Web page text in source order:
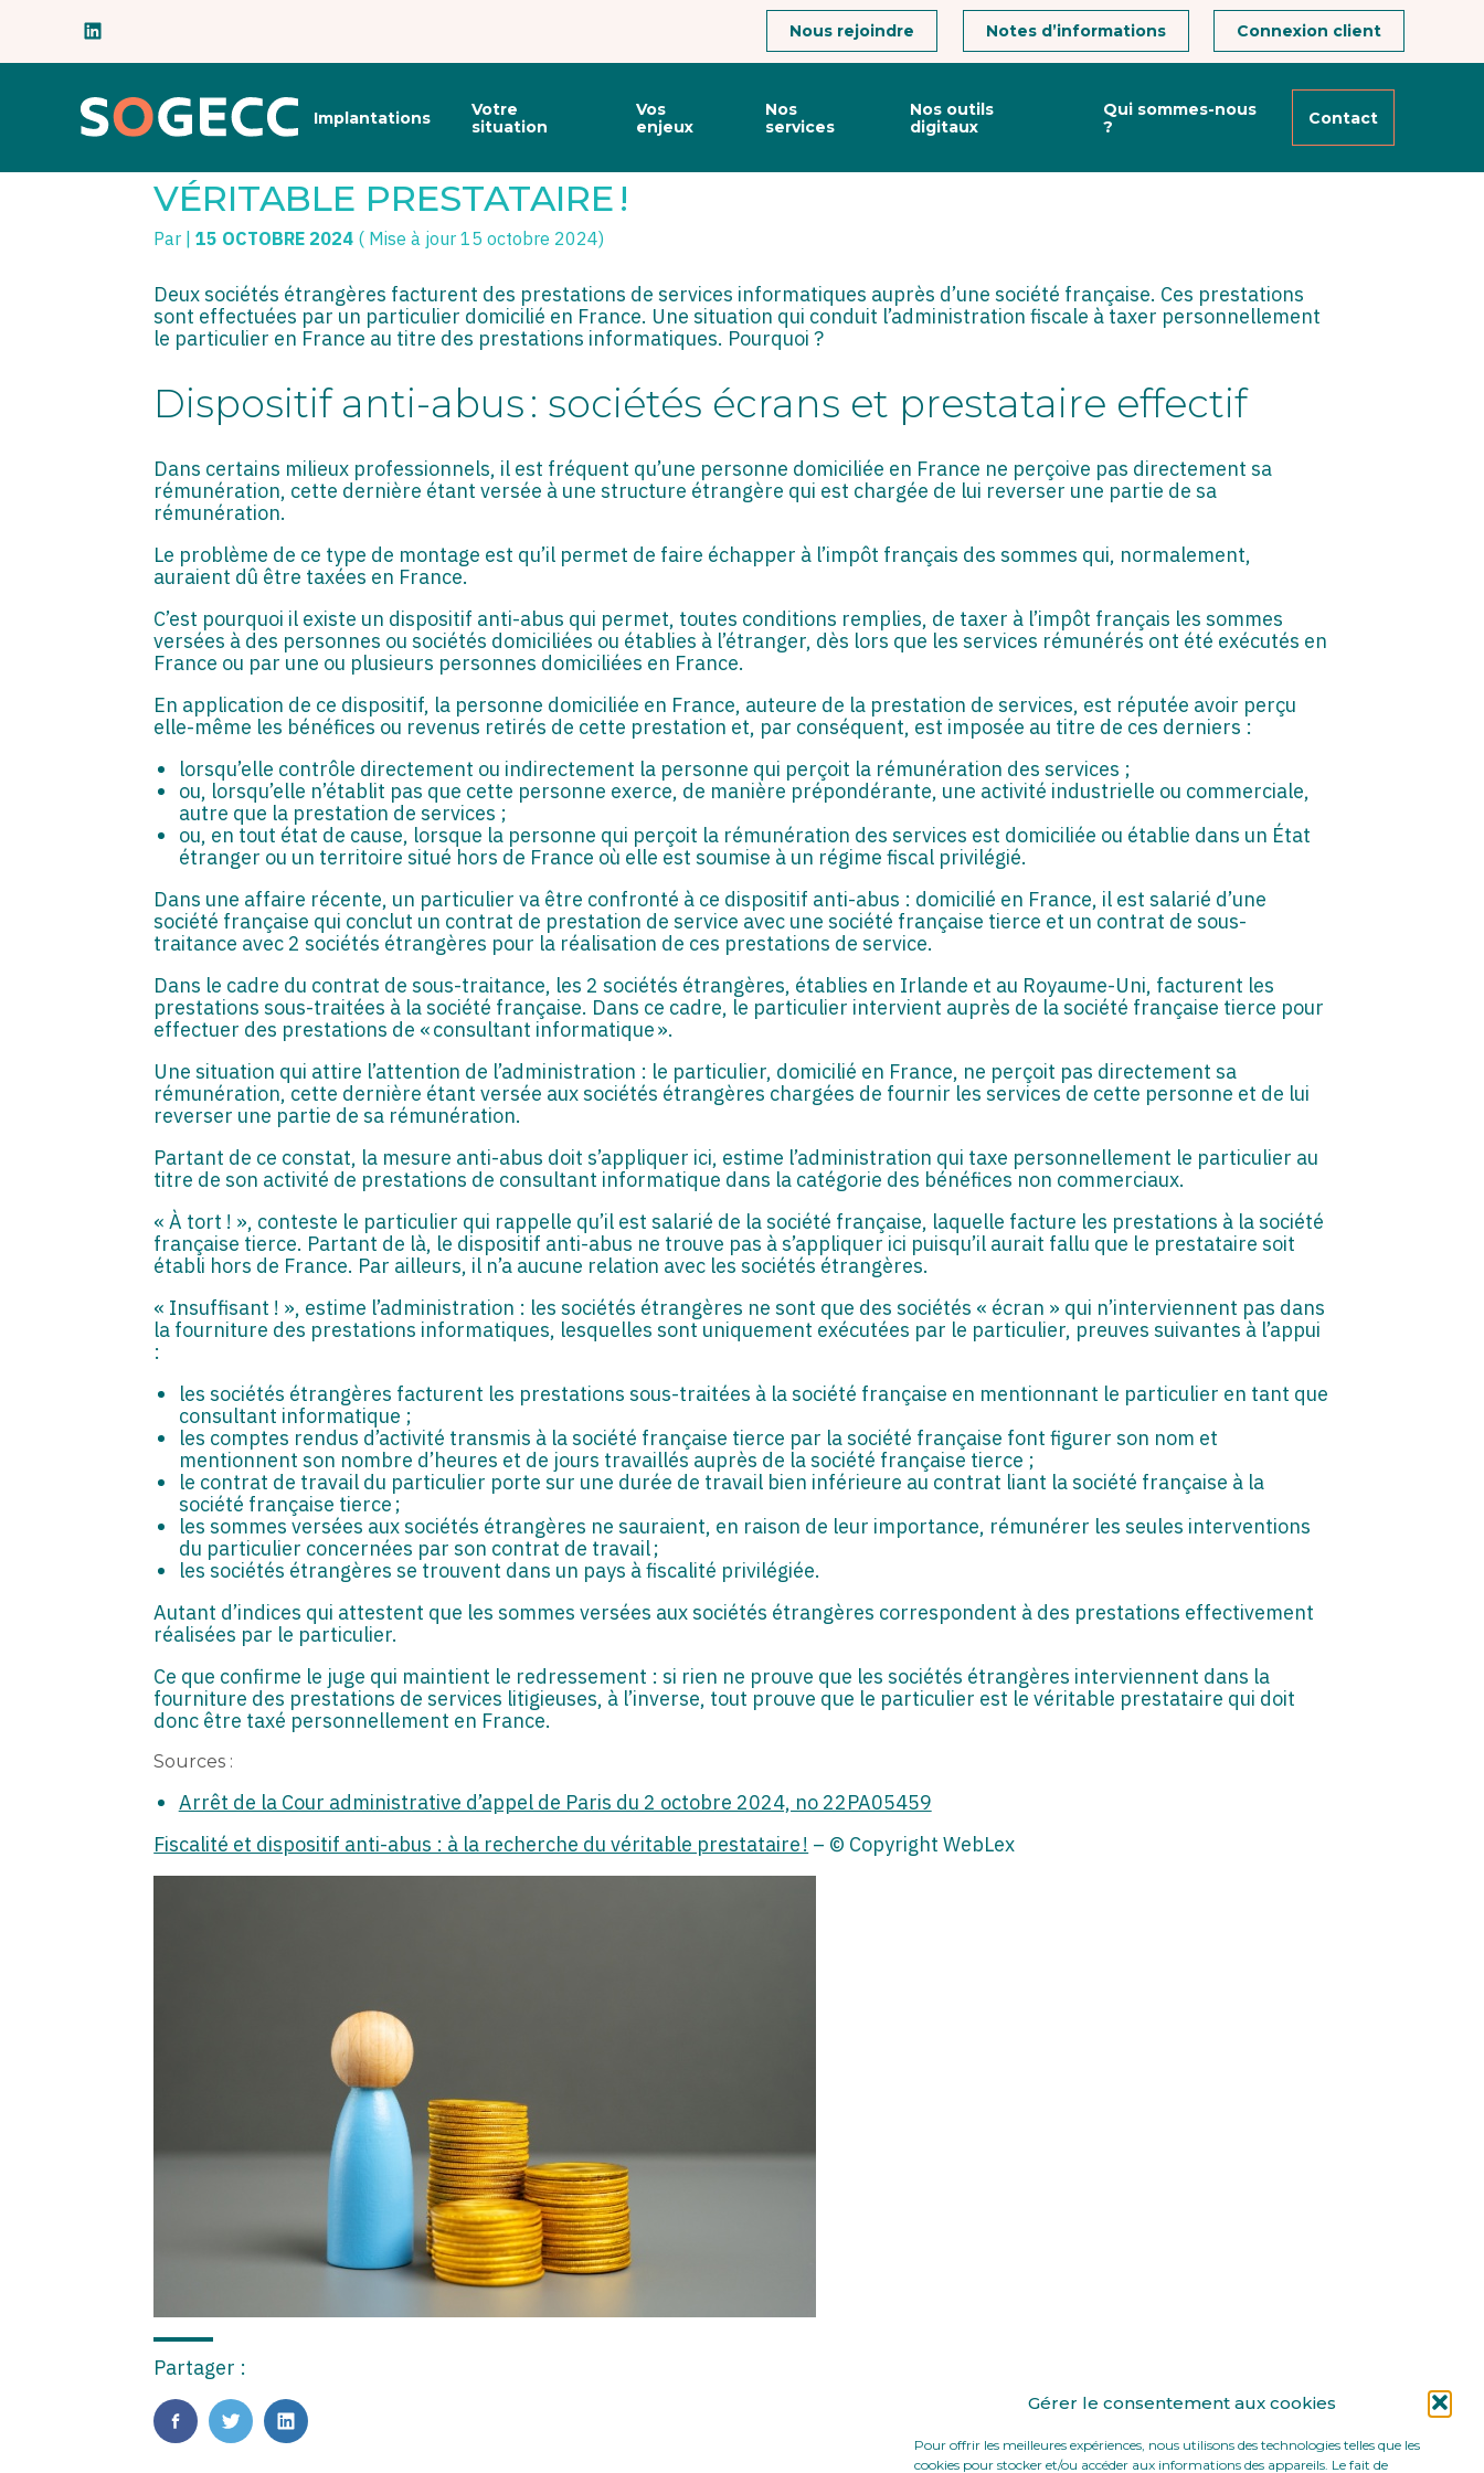
Gérer le consentement aux cookies
Pour offrir les meilleures expériences, nous utilisons des technologies telles que les
cookies pour stocker et/ou accéder aux informations des appareils. Le fait de
Connexion client
Notes d’informations
Nous rejoindre
Aller
Principal
Implantations
Votre
situation
Vos
enjeux
Nos
services
Nos outils
digitaux
Qui sommes-nous
?
Contact
VÉRITABLE PRESTATAIRE !
Par |15 OCTOBRE 2024 ( Mise à jour 15 octobre 2024)
Deux sociétés étrangères facturent des prestations de services informatiques auprès d’une société française. Ces prestations
sont effectuées par un particulier domicilié en France. Une situation qui conduit l’administration fiscale à taxer personnellement
le particulier en France au titre des prestations informatiques. Pourquoi ?
Dispositif anti-abus : sociétés écrans et prestataire effectif
Dans certains milieux professionnels, il est fréquent qu’une personne domiciliée en France ne perçoive pas directement sa
rémunération, cette dernière étant versée à une structure étrangère qui est chargée de lui reverser une partie de sa
rémunération.
Le problème de ce type de montage est qu’il permet de faire échapper à l’impôt français des sommes qui, normalement,
auraient dû être taxées en France.
C’est pourquoi il existe un dispositif anti-abus qui permet, toutes conditions remplies, de taxer à l’impôt français les sommes
versées à des personnes ou sociétés domiciliées ou établies à l’étranger, dès lors que les services rémunérés ont été exécutés en
France ou par une ou plusieurs personnes domiciliées en France.
En application de ce dispositif, la personne domiciliée en France, auteure de la prestation de services, est réputée avoir perçu
elle-même les bénéfices ou revenus retirés de cette prestation et, par conséquent, est imposée au titre de ces derniers :
lorsqu’elle contrôle directement ou indirectement la personne qui perçoit la rémunération des services ;
ou, lorsqu’elle n’établit pas que cette personne exerce, de manière prépondérante, une activité industrielle ou commerciale,
autre que la prestation de services ;
ou, en tout état de cause, lorsque la personne qui perçoit la rémunération des services est domiciliée ou établie dans un État
étranger ou un territoire situé hors de France où elle est soumise à un régime fiscal privilégié.
Dans une affaire récente, un particulier va être confronté à ce dispositif anti-abus : domicilié en France, il est salarié d’une
société française qui conclut un contrat de prestation de service avec une société française tierce et un contrat de sous-
traitance avec 2 sociétés étrangères pour la réalisation de ces prestations de service.
Dans le cadre du contrat de sous-traitance, les 2 sociétés étrangères, établies en Irlande et au Royaume-Uni, facturent les
prestations sous-traitées à la société française. Dans ce cadre, le particulier intervient auprès de la société française tierce pour
effectuer des prestations de « consultant informatique ».
Une situation qui attire l’attention de l’administration : le particulier, domicilié en France, ne perçoit pas directement sa
rémunération, cette dernière étant versée aux sociétés étrangères chargées de fournir les services de cette personne et de lui
reverser une partie de sa rémunération.
Partant de ce constat, la mesure anti-abus doit s’appliquer ici, estime l’administration qui taxe personnellement le particulier au
titre de son activité de prestations de consultant informatique dans la catégorie des bénéfices non commerciaux.
« À tort ! », conteste le particulier qui rappelle qu’il est salarié de la société française, laquelle facture les prestations à la société
française tierce. Partant de là, le dispositif anti-abus ne trouve pas à s’appliquer ici puisqu’il aurait fallu que le prestataire soit
établi hors de France. Par ailleurs, il n’a aucune relation avec les sociétés étrangères.
« Insuffisant ! », estime l’administration : les sociétés étrangères ne sont que des sociétés « écran » qui n’interviennent pas dans
la fourniture des prestations informatiques, lesquelles sont uniquement exécutées par le particulier, preuves suivantes à l’appui
:
les sociétés étrangères facturent les prestations sous-traitées à la société française en mentionnant le particulier en tant que
consultant informatique ;
les comptes rendus d’activité transmis à la société française tierce par la société française font figurer son nom et
mentionnent son nombre d’heures et de jours travaillés auprès de la société française tierce ;
le contrat de travail du particulier porte sur une durée de travail bien inférieure au contrat liant la société française à la
société française tierce ;
les sommes versées aux sociétés étrangères ne sauraient, en raison de leur importance, rémunérer les seules interventions
du particulier concernées par son contrat de travail ;
les sociétés étrangères se trouvent dans un pays à fiscalité privilégiée.
Autant d’indices qui attestent que les sommes versées aux sociétés étrangères correspondent à des prestations effectivement
réalisées par le particulier.
Ce que confirme le juge qui maintient le redressement : si rien ne prouve que les sociétés étrangères interviennent dans la
fourniture des prestations de services litigieuses, à l’inverse, tout prouve que le particulier est le véritable prestataire qui doit
donc être taxé personnellement en France.
Sources :
Arrêt de la Cour administrative d’appel de Paris du 2 octobre 2024, no 22PA05459
Fiscalité et dispositif anti-abus : à la recherche du véritable prestataire ! – © Copyright WebLex
Partager :
FaceBook
TwitterLinkedIn